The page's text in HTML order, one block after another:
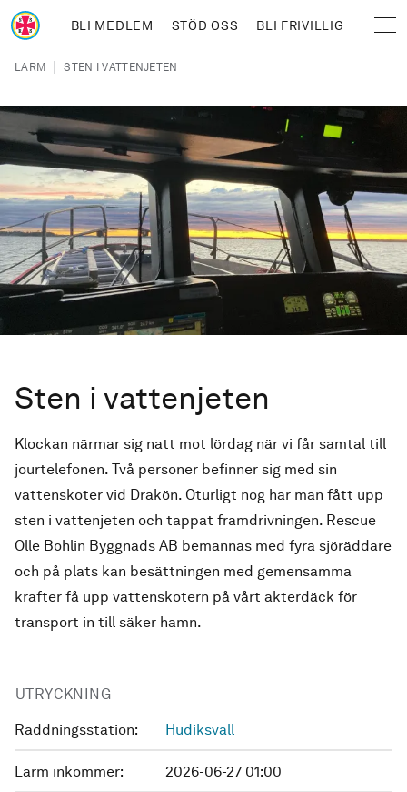
Hoppa till huvudinnehåll
BLI MEDLEM STÖD OSS BLI FRIVILLIG
Länkstig
LARM | STEN I VATTENJETEN
Sten i vattenjeten
Klockan närmar sig natt mot lördag när vi får samtal till
jourtelefonen. Två personer befinner sig med sin
vattenskoter vid Drakön. Oturligt nog har man fått upp
sten i vattenjeten och tappat framdrivningen. Rescue
Olle Bohlin Byggnads AB bemannas med fyra sjöräddare
och på plats kan besättningen med gemensamma
krafter få upp vattenskotern på vårt akterdäck för
transport in till säker hamn.
UTRYCKNING
Räddningsstation: Hudiksvall
Larm inkommer: 2026-06-27 01:00